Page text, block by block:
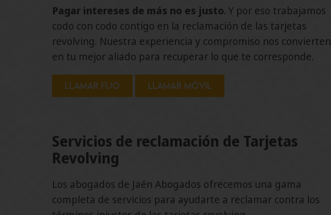
Pagar intereses de más no es justo. Y por eso trabajamos
codo con codo contigo en la reclamación de las tarjetas
revolving. Nuestra experiencia y compromiso nos convierten
en tu mejor aliado para recuperar lo que te corresponde.
Llamar fijo Llamar móvil
Servicios de reclamación de Tarjetas
Revolving
Los abogados de Jaén Abogados ofrecemos una gama
completa de servicios para ayudarte a reclamar contra los